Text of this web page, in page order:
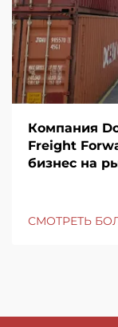
Компания
Freight
бизнес на
СМОТРЕТЬ